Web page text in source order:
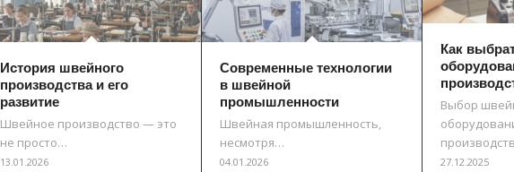
История швейного
производства и его
развитие
Швейное производство — это
не просто…
13.01.2026
Современные технологии
в швейной
промышленности
Швейная промышленность,
несмотря…
04.01.2026
Как
Выбор
27.12.2025